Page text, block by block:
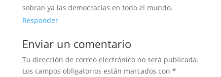
sobran ya las democracias en todo el mundo.
Responder
Enviar un comentario
Tu dirección de correo electrónico no será publicada.
Los campos obligatorios están marcados con *